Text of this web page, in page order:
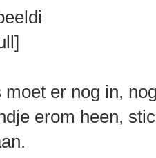
moet er nog in,
erom heen,